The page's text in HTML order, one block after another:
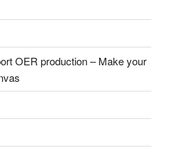
OER production – Make your